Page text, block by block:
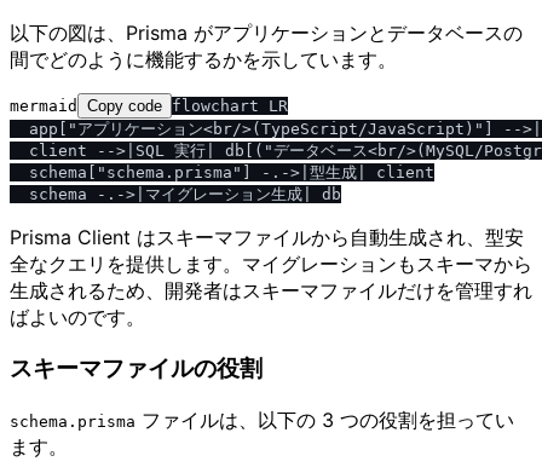
以下の図は、Prisma がアプリケーションとデータベースの
間でどのように機能するかを示しています。
mermaid Copy code flowchart LR
app["アプリケーション<br/>(TypeScript/JavaScript)"]
client -->|SQL 実行| db[("データベース<br/>(MySQL/
  schema["schema.prisma"] -.->|型生成| client
Prisma Client はスキーマファイルから自動生成され、型安
全なクエリを提供します。マイグレーションもスキーマから
生成されるため、開発者はスキーマファイルだけを管理すれ
ばよいのです。
スキーマファイルの役割
schema.prisma ファイルは、以下の 3 つの役割を担ってい
ます。